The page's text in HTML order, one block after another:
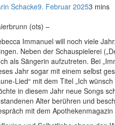
Schacke9. Februar 20253 mins
(ots) –
Immanuel will noch viele
Neben der Schauspielerei
als Sängerin aufzutreten. Bei
Jahr sogar mit einem selbst
Lied“ mit dem Titel „Ich
in diesem Jahr neue Songs
Alter berühren und
mit dem Apothekenmagazin